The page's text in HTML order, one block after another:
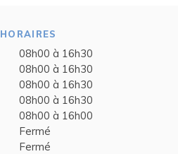
HORAIRES
08h00 à 16h30
08h00 à 16h30
08h00 à 16h30
08h00 à 16h30
08h00 à 16h00
Fermé
Fermé